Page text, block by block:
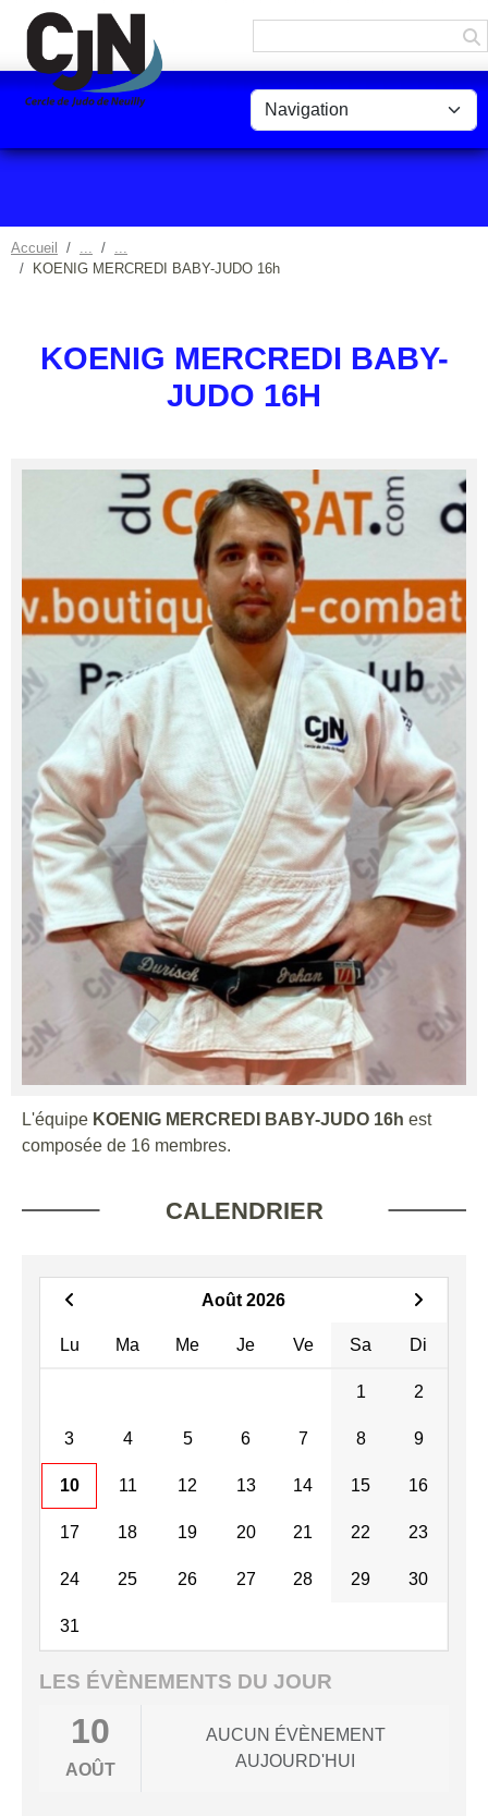
Accueil
KOENIG MERCREDI BABY-JUDO 16h
KOENIG MERCREDI BABY-
JUDO 16H
L'équipe KOENIG MERCREDI BABY-JUDO 16h est
composée de 16 membres.
CALENDRIER
Août 2026
Lu Ma Me Je Ve Sa Di
1 2
3 4 5 6 7 8 9
10 11 12 13 14 15 16
17 18 19 20 21 22 23
24 25 26 27 28 29 30
31
LES ÉVÈNEMENTS DU JOUR
10
AOÛT
AUCUN ÉVÈNEMENT
AUJOURD'HUI
Panneau de gestion des cookies